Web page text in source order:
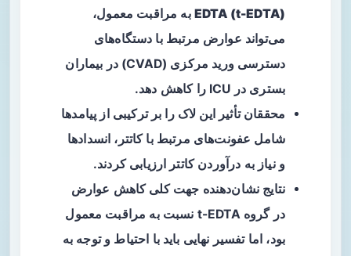
EDTA (t-EDTA) به مراقبت معمول،
می‌تواند عوارض مرتبط با دستگاه‌های
دسترسی ورید مرکزی (CVAD) در بیماران
بستری در ICU را کاهش دهد.
محققان تأثیر این لاک را بر ترکیبی از پیامدها
شامل عفونت‌های مرتبط با کاتتر، انسدادها
و نیاز به درآوردن کاتتر ارزیابی کردند.
نتایج نشان‌دهنده جهت کلی کاهش عوارض
در گروه t-EDTA نسبت به مراقبت معمول
بود، اما تفسیر نهایی باید با احتیاط و توجه به